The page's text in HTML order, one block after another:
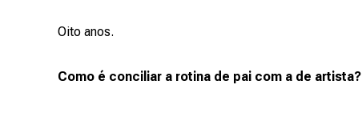
Oito anos.
Como é conciliar a rotina de pai com a de artista?